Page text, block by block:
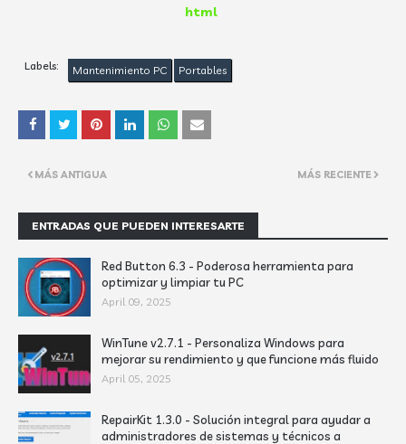
html
Labels: Mantenimiento PC Portables
MÁS RECIENTE
MÁS ANTIGUA
ENTRADAS QUE PUEDEN INTERESARTE
Red Button 6.3 - Poderosa herramienta para
optimizar y limpiar tu PC
April 09, 2025
WinTune v2.7.1 - Personaliza Windows para
mejorar su rendimiento y que funcione más fluido
April 05, 2025
RepairKit 1.3.0 - Solución integral para ayudar a
administradores de sistemas y técnicos a